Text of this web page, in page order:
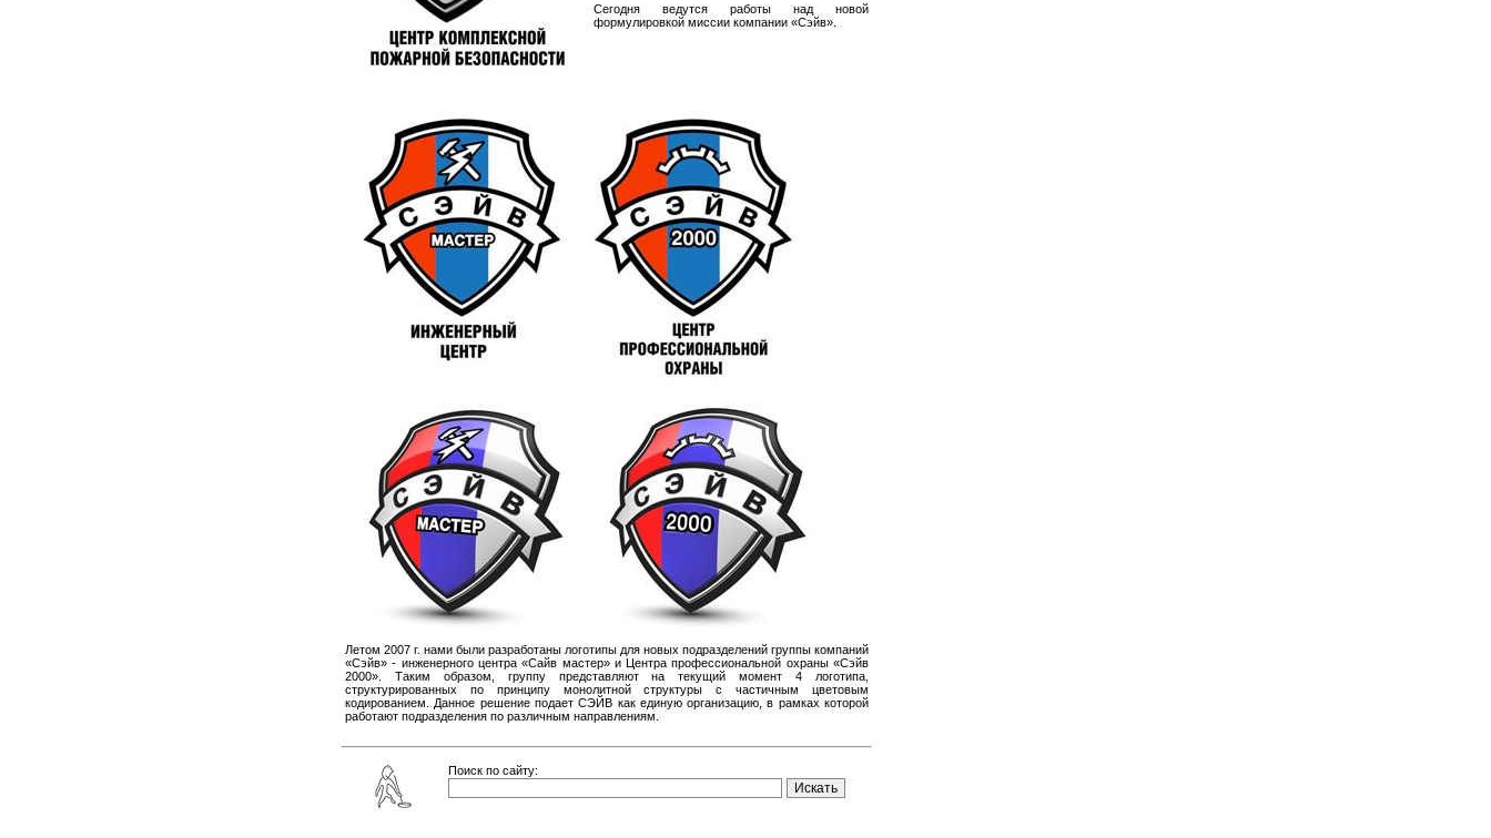
Сегодня ведутся работы над новой
формулировкой миссии компании «Сэйв».
Летом 2007 г. нами были разработаны логотипы для новых подразделений группы компаний
«Сэйв» - инженерного центра «Сайв мастер» и Центра профессиональной охраны «Сэйв
2000». Таким образом, группу представляют на текущий момент 4 логотипа,
структурированных по принципу монолитной структуры с частичным цветовым
кодированием. Данное решение подает СЭЙВ как единую организацию, в рамках которой
работают подразделения по различным направлениям.
Поиск по сайту: